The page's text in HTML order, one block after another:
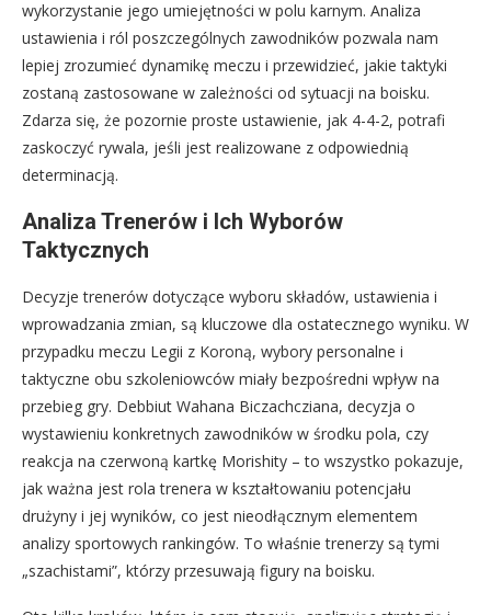
wykorzystanie jego umiejętności w polu karnym. Analiza
ustawienia i ról poszczególnych zawodników pozwala nam
lepiej zrozumieć dynamikę meczu i przewidzieć, jakie taktyki
zostaną zastosowane w zależności od sytuacji na boisku.
Zdarza się, że pozornie proste ustawienie, jak 4-4-2, potrafi
zaskoczyć rywala, jeśli jest realizowane z odpowiednią
determinacją.
Analiza Trenerów i Ich Wyborów
Taktycznych
Decyzje trenerów dotyczące wyboru składów, ustawienia i
wprowadzania zmian, są kluczowe dla ostatecznego wyniku. W
przypadku meczu Legii z Koroną, wybory personalne i
taktyczne obu szkoleniowców miały bezpośredni wpływ na
przebieg gry. Debbiut Wahana Biczachcziana, decyzja o
wystawieniu konkretnych zawodników w środku pola, czy
reakcja na czerwoną kartkę Morishity – to wszystko pokazuje,
jak ważna jest rola trenera w kształtowaniu potencjału
drużyny i jej wyników, co jest nieodłącznym elementem
analizy sportowych rankingów. To właśnie trenerzy są tymi
„szachistami”, którzy przesuwają figury na boisku.